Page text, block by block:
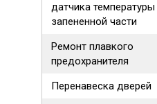
датчика температуры
запененной части
Ремонт плавкого
предохранителя
Перенавеска дверей